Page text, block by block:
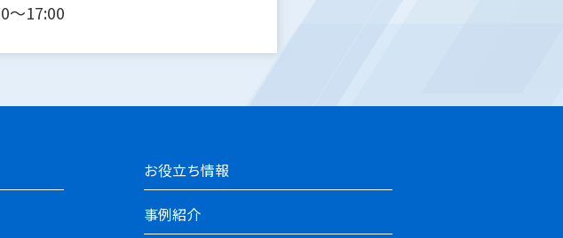
〜17:00
お役立ち情報
事例紹介